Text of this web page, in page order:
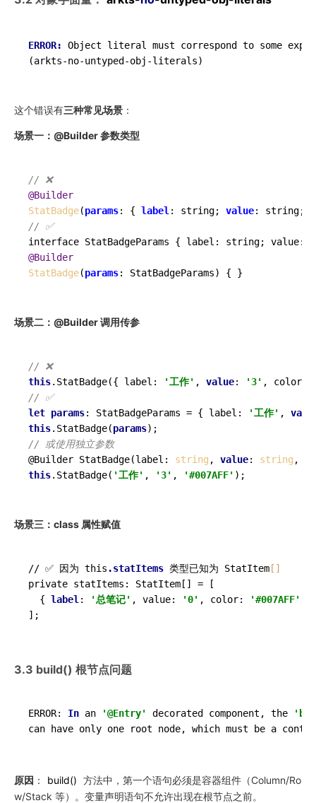
ERROR: Object literal must correspond to some
这个错误有三种常见场景 ：
场景一：@Builder 参数类型
// ❌
@Builder
StatBadge(params: { label : string; value: string;
// ✅
interface StatBadgeParams { label: string;
@Builder
StatBadge(params
场景二：@Builder 调用传参
// ❌
this.StatBadge({ label: '工作' , value: '3' , color:
// ✅
let params: StatBadgeParams = { label: '工作' ,
this.StatBadge(params
// 或使用独立参数
@Builder StatBadge(label: string , value: string ,
this.StatBadge( '工作' , '3' , '#007AFF'
场景三：class 属性赋值
// ✅ 因为 this .statItems 类型已知为 StatItem []
private statItems: StatItem[] = [
  {
label : '总笔记' , value: '0' , color: '#007AFF'
3.3 build() 根节点问题
ERROR: In an '@Entry' decorated component, the
can
have only one root node, which must be a
原因 ： build() 方法中，第一个语句必须是容器组件（Column/Ro
w/Stack 等）。变量声明语句不允许出现在根节点之前。